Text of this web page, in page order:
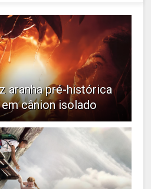
aranha pré-histórica
cânion isolado